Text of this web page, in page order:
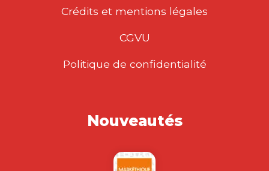
Crédits et mentions légales
CGVU
Politique de confidentialité
Nouveautés